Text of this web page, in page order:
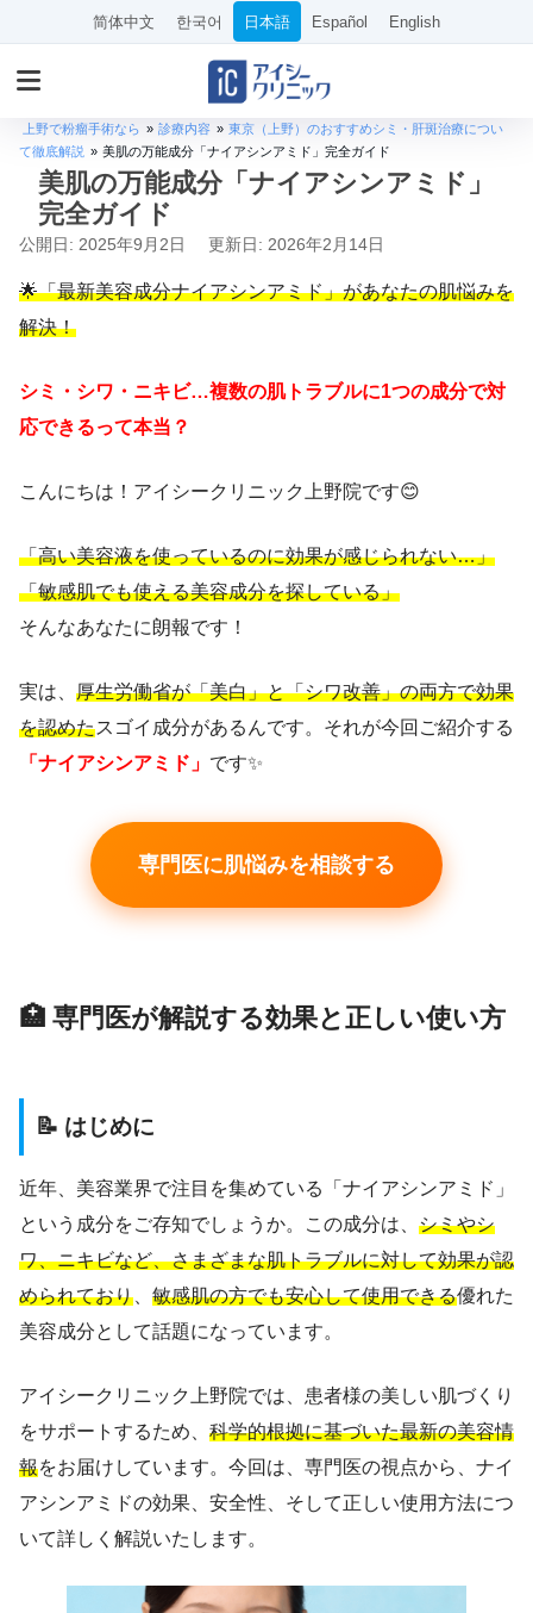
简体中文 한국어 日本語 Español English
上野で粉瘤手術なら » 診療内容 » 東京（上野）のおすすめシミ・肝斑治療につい
て徹底解説 » 美肌の万能成分「ナイアシンアミド」完全ガイド
美肌の万能成分「ナイアシンアミド」
完全ガイド
公開日: 2025年9月2日 更新日: 2026年2月14日
🌟「最新美容成分ナイアシンアミド」があなたの肌悩みを
解決！
シミ・シワ・ニキビ…複数の肌トラブルに1つの成分で対
応できるって本当？
こんにちは！アイシークリニック上野院です😊
「高い美容液を使っているのに効果が感じられない…」
「敏感肌でも使える美容成分を探している」
そんなあなたに朗報です！
実は、 厚生労働省が「美白」と「シワ改善」の両方で効果
を認めたスゴイ成分があるんです。それが今回ご紹介する
「ナイアシンアミド」 です✨
専門医に肌悩みを相談する
🏥 専門医が解説する効果と正しい使い方
📝 はじめに
近年、美容業界で注目を集めている「ナイアシンアミド」
という成分をご存知でしょうか。この成分は、 シミやシ
ワ、ニキビなど、さまざまな肌トラブルに対して効果が認
められており
敏感肌の方でも安心して使用できる優れた
美容成分として話題になっています。
アイシークリニック上野院では、患者様の美しい肌づくり
をサポートするため、 科学的根拠に基づいた最新の美容情
報をお届けしています。今回は、専門医の視点から、ナイ
アシンアミドの効果、安全性、そして正しい使用方法につ
いて詳しく解説いたします。